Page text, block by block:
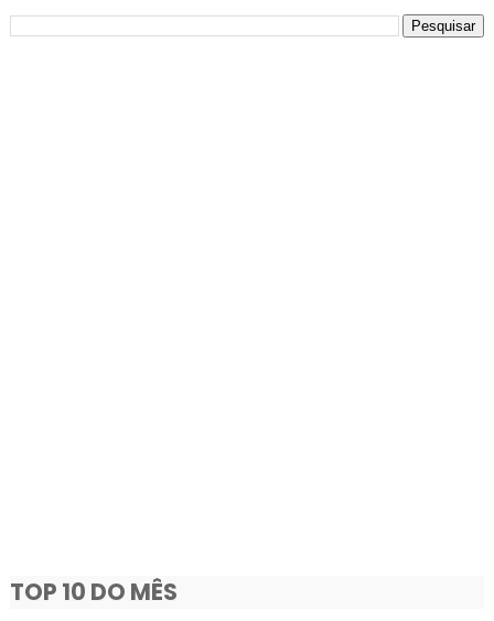
TOP 10 DO MÊS